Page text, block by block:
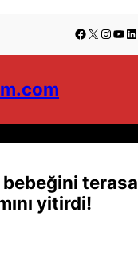
Facebook
X
bebeğini terasa
yitirdi!